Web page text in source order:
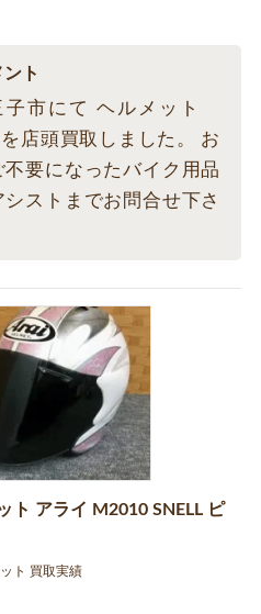
ト
子市にて ヘルメット
店頭買取しました。 お
要になったバイク用品
ストまでお問合せ下さ
ト アライ M2010 SNELL ピ
ト 買取実績